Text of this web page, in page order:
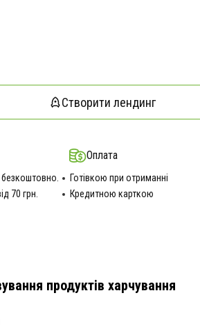
Створити лендинг
70 грн.
Оплата
Готівкою при отриманні
Кредитною карткою
продуктів харчування